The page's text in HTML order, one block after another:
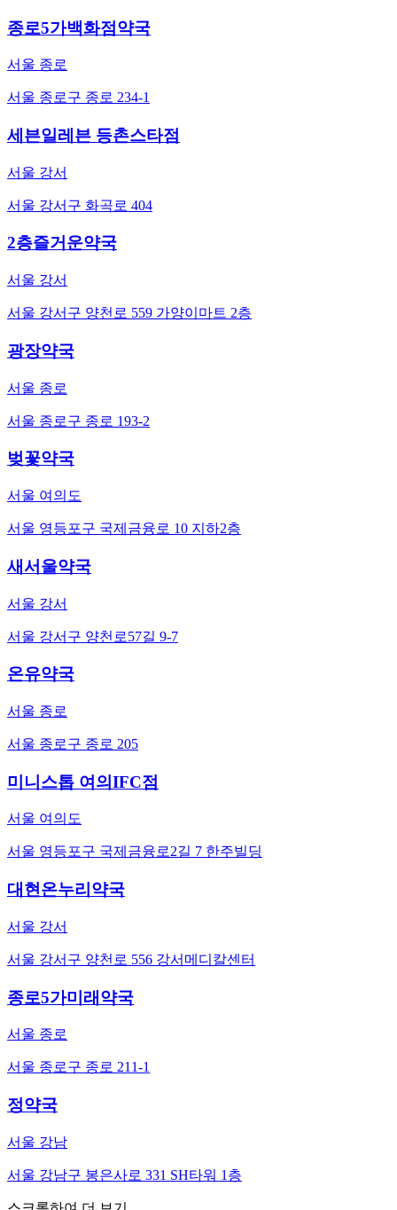
종로5가백화점약국
서울 종로
서울 종로구 종로 234-1
세븐일레븐 등촌스타점
서울 강서
서울 강서구 화곡로 404
2층즐거운약국
서울 강서
서울 강서구 양천로 559 가양이마트 2층
광장약국
서울 종로
서울 종로구 종로 193-2
벚꽃약국
서울 여의도
서울 영등포구 국제금융로 10 지하2층
새서울약국
서울 강서
서울 강서구 양천로57길 9-7
온유약국
서울 종로
서울 종로구 종로 205
미니스톱 여의IFC점
서울 여의도
서울 영등포구 국제금융로2길 7 한주빌딩
대현온누리약국
서울 강서
서울 강서구 양천로 556 강서메디칼센터
종로5가미래약국
서울 종로
서울 종로구 종로 211-1
정약국
서울 강남
서울 강남구 봉은사로 331 SH타워 1층